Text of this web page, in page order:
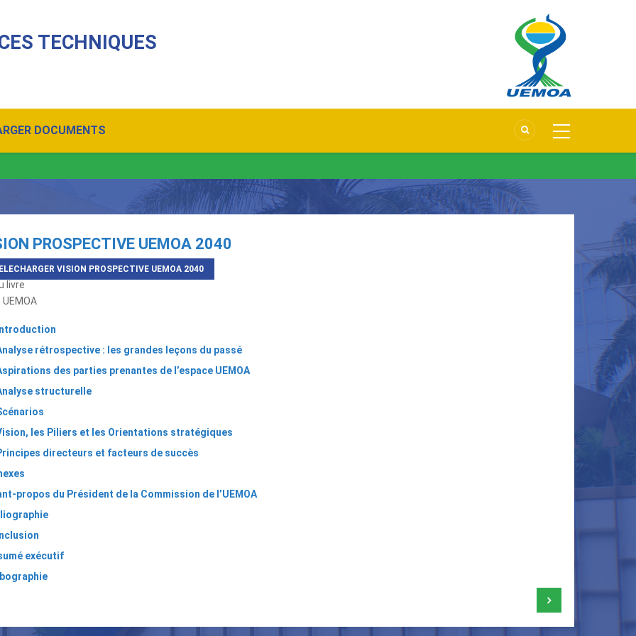
TECHNIQUES
DOCUMENTS
PROSPECTIVE UEMOA 2040
VISION PROSPECTIVE UEMOA 2040
livre
rétrospective : les grandes leçons du passé
des parties prenantes de l’espace UEMOA
structurelle
les Piliers et les Orientations stratégiques
directeurs et facteurs de succès
propos du Président de la Commission de l’UEMOA
exécutif